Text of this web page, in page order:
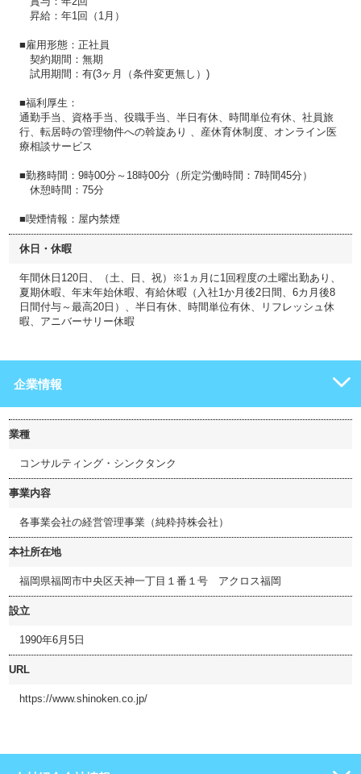
昇給：年1回（1月）
■雇用形態：正社員
契約期間：無期
試用期間：有(3ヶ月（条件変更無し）)
■福利厚生：
通勤手当、資格手当、役職手当、半日有休、時間単位有休、社員旅
行、転居時の管理物件への斡旋あり 、産休育休制度、オンライン医
療相談サービス
■勤務時間：9時00分～18時00分（所定労働時間：7時間45分）
休憩時間：75分
■喫煙情報：屋内禁煙
休日・休暇
年間休日120日、（土、日、祝）※1ヵ月に1回程度の土曜出勤あり、
夏期休暇、年末年始休暇、有給休暇（入社1か月後2日間、6カ月後8
日間付与～最高20日）、半日有休、時間単位有休、リフレッシュ休
暇、アニバーサリー休暇
企業情報
業種
コンサルティング・シンクタンク
事業内容
各事業会社の経営管理事業（純粋持株会社）
本社所在地
福岡県福岡市中央区天神一丁目１番１号 アクロス福岡
設立
1990年6月5日
URL
https://www.shinoken.co.jp/